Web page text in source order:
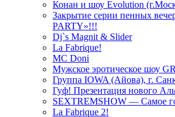
Конан и шоу Evolution
Закрытие серии пенных
PARTY»!!!
Dj`s Magnit & Slider
La Fabrique!
MC Doni
Мужское эротическое шоу
Группа IOWA (Айова), г.
Гуф! Презентация нового
SEXTREMSHOW — Самое
La Fabrique 2!